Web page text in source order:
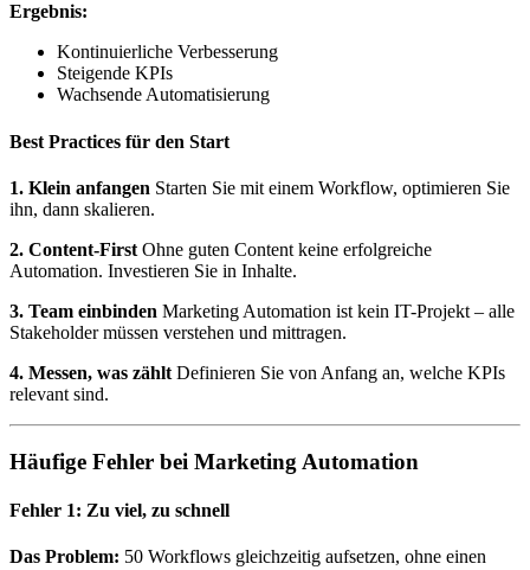
Ergebnis:
Kontinuierliche Verbesserung
Steigende KPIs
Wachsende Automatisierung
Best Practices für den Start
1. Klein anfangen Starten Sie mit einem Workflow, optimieren Sie
ihn, dann skalieren.
2. Content-First Ohne guten Content keine erfolgreiche
Automation. Investieren Sie in Inhalte.
3. Team einbinden Marketing Automation ist kein IT-Projekt – alle
Stakeholder müssen verstehen und mittragen.
4. Messen, was zählt Definieren Sie von Anfang an, welche KPIs
relevant sind.
Häufige Fehler bei Marketing Automation
Fehler 1: Zu viel, zu schnell
Das Problem: 50 Workflows gleichzeitig aufsetzen, ohne einen